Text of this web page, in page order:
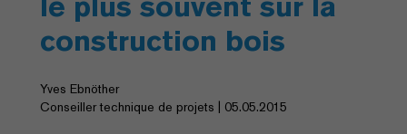
construction bois
Yves Ebnöther
Conseiller technique de projets | 05.05.2015